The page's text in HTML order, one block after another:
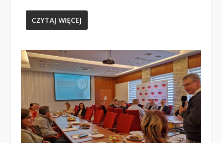
CZYTAJ WIĘCEJ